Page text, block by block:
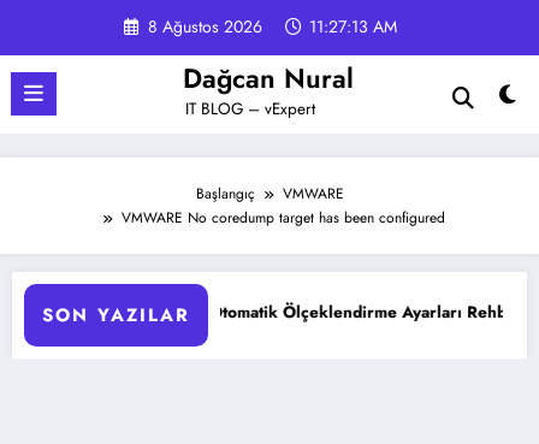
8 Ağustos 2026 11:27:14 AM
Dağcan Nural
IT BLOG – vExpert
Başlangıç
VMWARE
VMWARE No coredump target has been configured
SON YAZILAR
Pod Otomatik Ölçeklendirme Ayarları Rehberi Google